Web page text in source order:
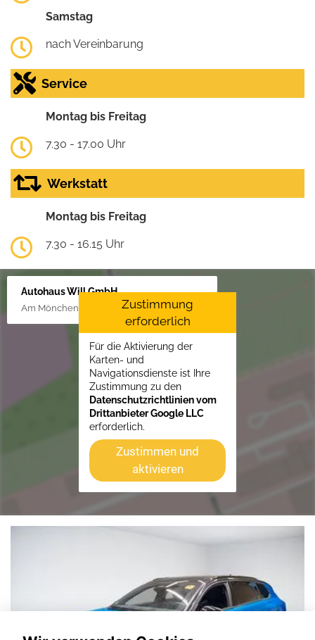
Samstag
nach Vereinbarung
Service
Montag bis Freitag
7.30 - 17.00 Uhr
Werkstatt
Montag bis Freitag
7.30 - 16.15 Uhr
Autohaus Will GmbH
Am Mönchenfelde 18, 38889 Blankenburg
Zustimmung
erforderlich
Für die Aktivierung der
Karten- und
Navigationsdienste ist Ihre
Zustimmung zu den
Datenschutzrichtlinien vom
Drittanbieter Google LLC
erforderlich.
Zustimmen und
aktivieren